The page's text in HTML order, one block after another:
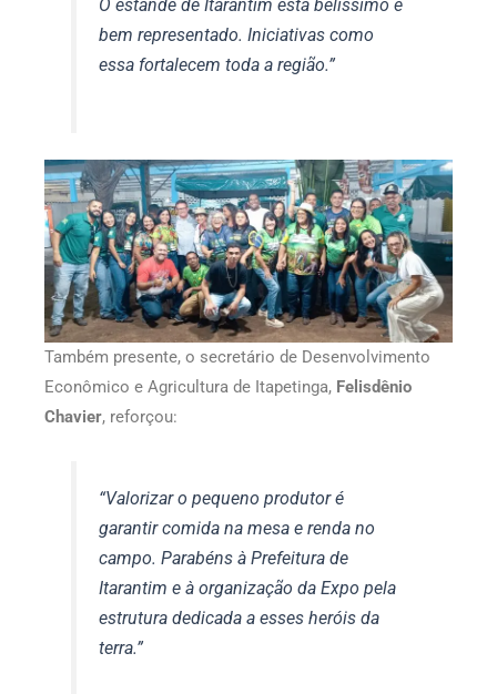
O estande de Itarantim está belíssimo e
bem representado. Iniciativas como
essa fortalecem toda a região.”
Também presente, o secretário de Desenvolvimento
Econômico e Agricultura de Itapetinga, Felisdênio
Chavier, reforçou:
“Valorizar o pequeno produtor é
garantir comida na mesa e renda no
campo. Parabéns à Prefeitura de
Itarantim e à organização da Expo pela
estrutura dedicada a esses heróis da
terra.”